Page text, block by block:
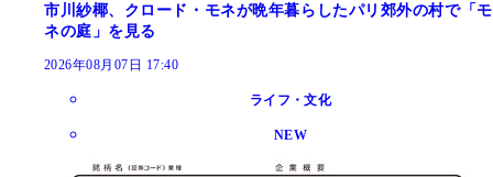
市川紗椰、クロード・モネが晩年暮らしたパリ郊外の村で「モ
ネの庭」を見る
2026年08月07日 17:40
ライフ・文化
NEW